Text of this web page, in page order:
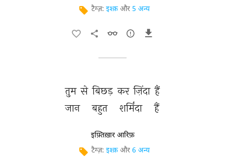
टैग्ज़: इश्क़ और 5 अन्य
तुम से बिछड़ कर ज़िंदा हैं
जान
बहुत शर्मिंदा हैं
इफ़्तिख़ार आरिफ़
टैग्ज़: इश्क़ और 6 अन्य